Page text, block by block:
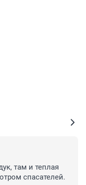
там и теплая
спасателей.